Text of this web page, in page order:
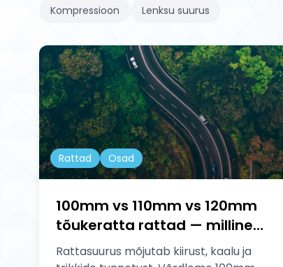
Kompressioon
Lenksu suurus
Rattad Osad
100mm vs 110mm vs 120mm
tõukeratta rattad — milline
suurus sobib sulle?
Rattasuurus mõjutab kiirust, kaalu ja